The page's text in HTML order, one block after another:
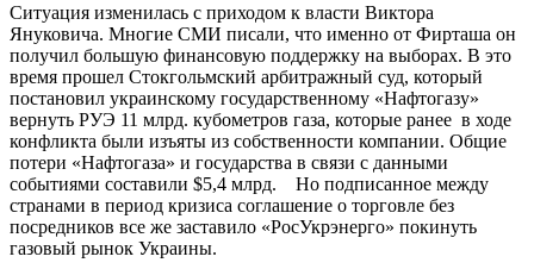
Ситуация изменилась с приходом к власти Виктора
Януковича. Многие СМИ писали, что именно от Фирташа он
получил большую финансовую поддержку на выборах. В это
время прошел Стокгольмский арбитражный суд, который
постановил украинскому государственному «Нафтогазу»
вернуть РУЭ 11 млрд. кубометров газа, которые ранее в ходе
конфликта были изъяты из собственности компании. Общие
потери «Нафтогаза» и государства в связи с данными
событиями составили $5,4 млрд. Но подписанное между
странами в период кризиса соглашение о торговле без
посредников все же заставило «РосУкрэнерго» покинуть
газовый рынок Украины.